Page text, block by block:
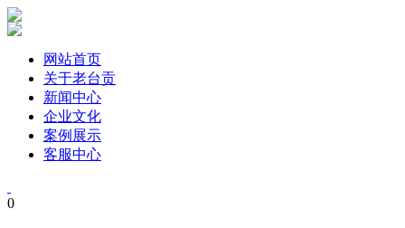
网站首页
关于老台贡
新闻中心
企业文化
案例展示
客服中心
0